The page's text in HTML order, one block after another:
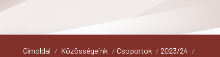
Címoldal / Közösségeink / Csoportok / 2023/24 /